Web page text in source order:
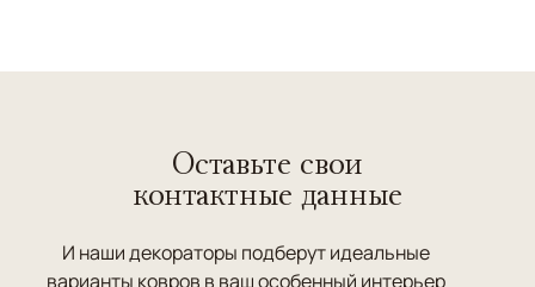
Оставьте свои
контактные данные
И наши декораторы подберут идеальные
варианты ковров в ваш особенный интерьер